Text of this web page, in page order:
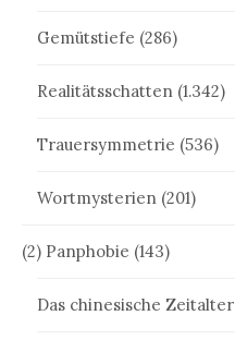
Gemütstiefe (286)
Realitätsschatten (1.342)
Trauersymmetrie (536)
Wortmysterien (201)
(2) Panphobie (143)
Das chinesische Zeitalter